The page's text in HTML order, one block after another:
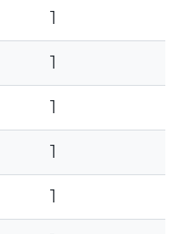
1
1
1
1
1